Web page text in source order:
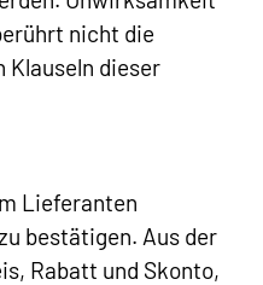
nicht die
dieser
Lieferanten
bestätigen. Aus der
Rabatt und Skonto,